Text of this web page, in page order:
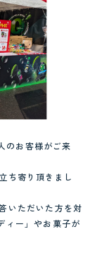
のお客様がご来
ち寄り頂きまし
いただいた方を対
ィー」やお菓子が